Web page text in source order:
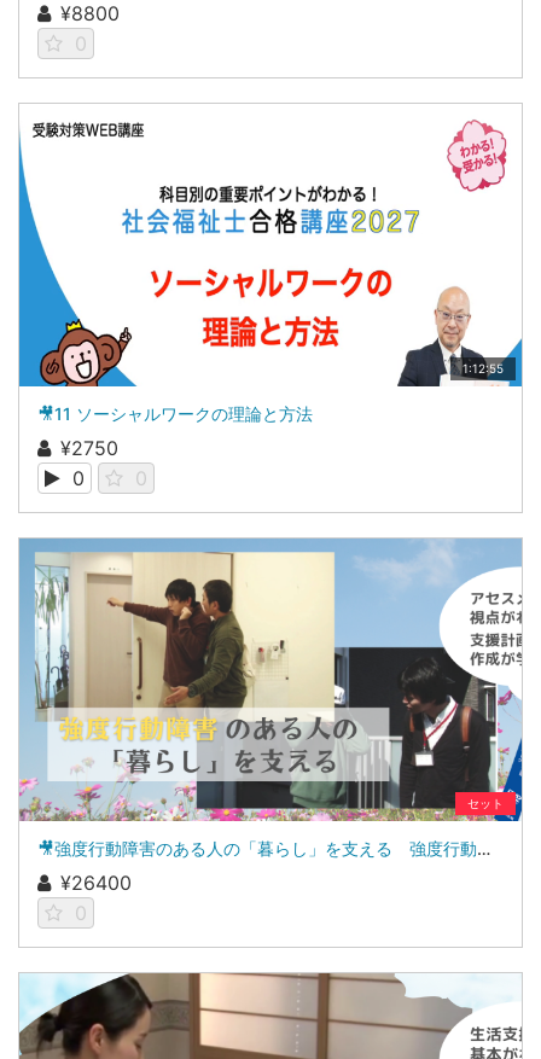
¥8800
0
1:12:55
🎥11 ソーシャルワークの理論と方法
¥2750
0
0
セット
🎥強度行動障害のある人の「暮らし」を支える 強度行動障害支援者養成研修［基礎研修・実践研修］教材
¥26400
0